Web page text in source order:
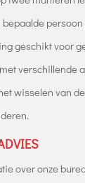
geschikt voor
verschillende
wisselen van
over onze